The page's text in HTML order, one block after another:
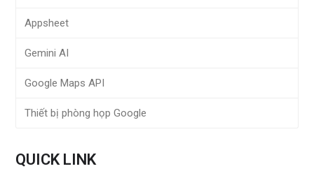
Appsheet
Gemini AI
Google Maps API
Thiết bị phòng họp Google
QUICK LINK